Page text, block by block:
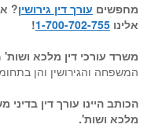
מחפשים עורך דין גירושין?
אלינו 1-700-702-755
!
משרד עורכי דין מלכא ושות'
המשפחה והגירושין והן
הכותב היינו עורך דין
מלכא ושות'.